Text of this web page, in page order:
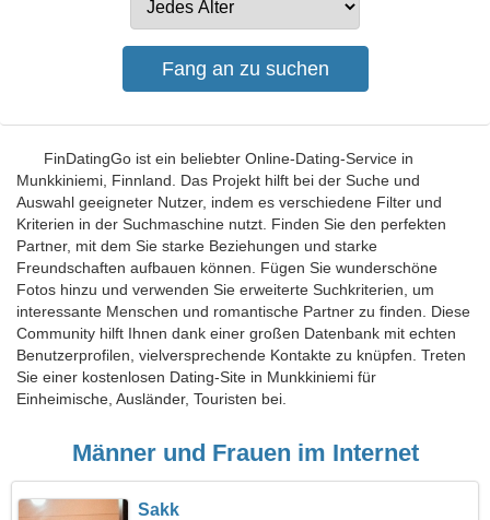
FinDatingGo ist ein beliebter Online-Dating-Service in
Munkkiniemi, Finnland. Das Projekt hilft bei der Suche und
Auswahl geeigneter Nutzer, indem es verschiedene Filter und
Kriterien in der Suchmaschine nutzt. Finden Sie den perfekten
Partner, mit dem Sie starke Beziehungen und starke
Freundschaften aufbauen können. Fügen Sie wunderschöne
Fotos hinzu und verwenden Sie erweiterte Suchkriterien, um
interessante Menschen und romantische Partner zu finden. Diese
Community hilft Ihnen dank einer großen Datenbank mit echten
Benutzerprofilen, vielversprechende Kontakte zu knüpfen. Treten
Sie einer kostenlosen Dating-Site in Munkkiniemi für
Einheimische, Ausländer, Touristen bei.
Männer und Frauen im Internet
Sakk